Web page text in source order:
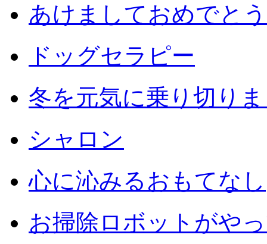
あけましておめでと
ドッグセラピー
冬を元気に乗り切り
シャロン
心に沁みるおもてなし
お掃除ロボットがや